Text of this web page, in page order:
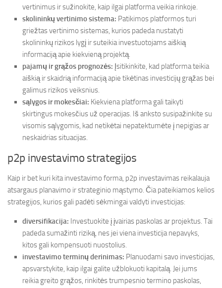
vertinimus ir sužinokite, kaip ilgai platforma veikia rinkoje.
skolininkų vertinimo sistema: Patikimos platformos turi
griežtas vertinimo sistemas, kurios padeda nustatyti
skolininkų rizikos lygį ir suteikia investuotojams aiškią
informaciją apie kiekvieną projektą.
pajamų ir grąžos prognozės: Įsitikinkite, kad platforma teikia
aiškią ir skaidrią informaciją apie tikėtinas investicijų grąžas bei
galimus rizikos veiksnius.
sąlygos ir mokesčiai: Kiekviena platforma gali taikyti
skirtingus mokesčius už operacijas. Iš anksto susipažinkite su
visomis sąlygomis, kad netikėtai nepatektumėte į nepigias ar
neskaidrias situacijas.
p2p investavimo strategijos
Kaip ir bet kuri kita investavimo forma, p2p investavimas reikalauja
atsargaus planavimo ir strateginio mąstymo. Čia pateikiamos kelios
strategijos, kurios gali padėti sėkmingai valdyti investicijas:
diversifikacija: Investuokite į įvairias paskolas ar projektus. Tai
padeda sumažinti riziką, nes jei viena investicija nepavyks,
kitos gali kompensuoti nuostolius.
investavimo terminų derinimas: Planuodami savo investicijas,
apsvarstykite, kaip ilgai galite užblokuoti kapitalą. Jei jums
reikia greito grąžos, rinkitės trumpesnio termino paskolas,